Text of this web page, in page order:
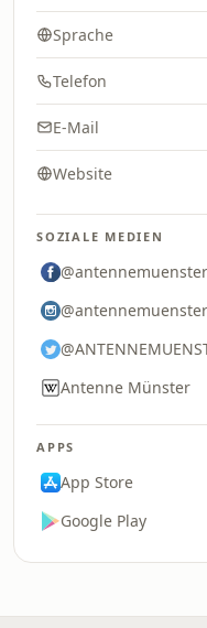
Sprache
Telefon
E-Mail
Website
SOZIALE MEDIEN
@antennemuenster
@antennemuenster
Antenne Münster
APPS
App Store
Google Play